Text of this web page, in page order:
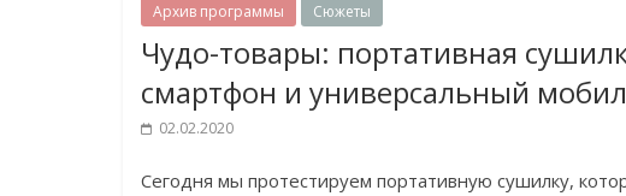
Архив программы Сюжеты
Чудо-товары: портативная
смартфон и универсальный
02.02.2020
Сегодня мы протестируем портативную cушилку,